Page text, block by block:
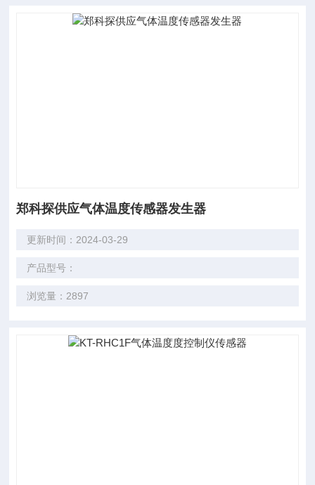
郑科探供应气体温度传感器发生器
更新时间：2024-03-29
产品型号：
浏览量：2897